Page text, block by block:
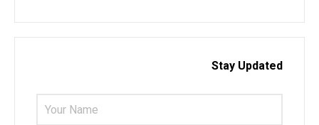
Stay Updated